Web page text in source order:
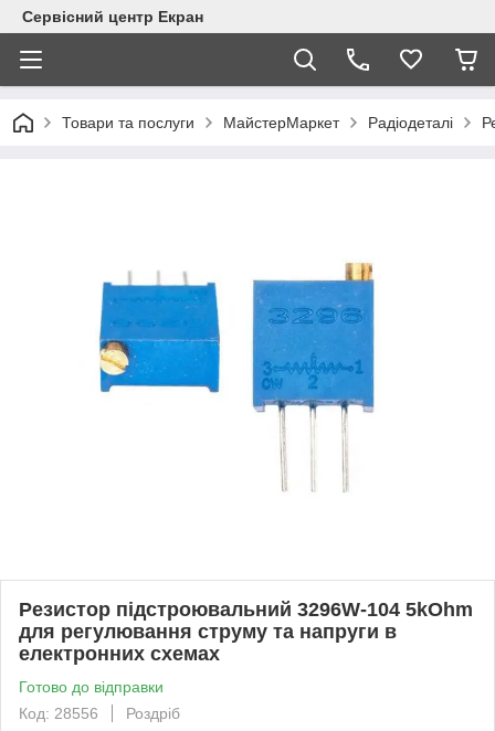
Сервісний центр Екран
Товари та послуги МайстерМаркет Радіодеталі
Резистор підстроювальний 3296W-104 5kOhm
для регулювання струму та напруги в
електронних схемах
Готово до відправки
Код: 28556
Роздріб